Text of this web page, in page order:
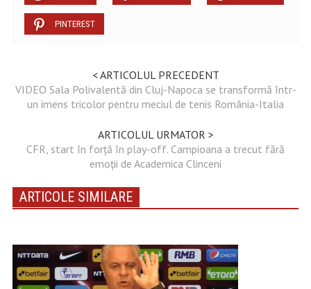
PINTEREST
< ARTICOLUL PRECEDENT
VIDEO Sala Polivalentă din Cluj-Napoca se transformă într-
un imens tricolor pentru meciul de tenis România-Italia
ARTICOLUL URMATOR >
CFR, start în forță în play-off. Campioana a trecut fără
emoții de Academica Clinceni
ARTICOLE SIMILARE